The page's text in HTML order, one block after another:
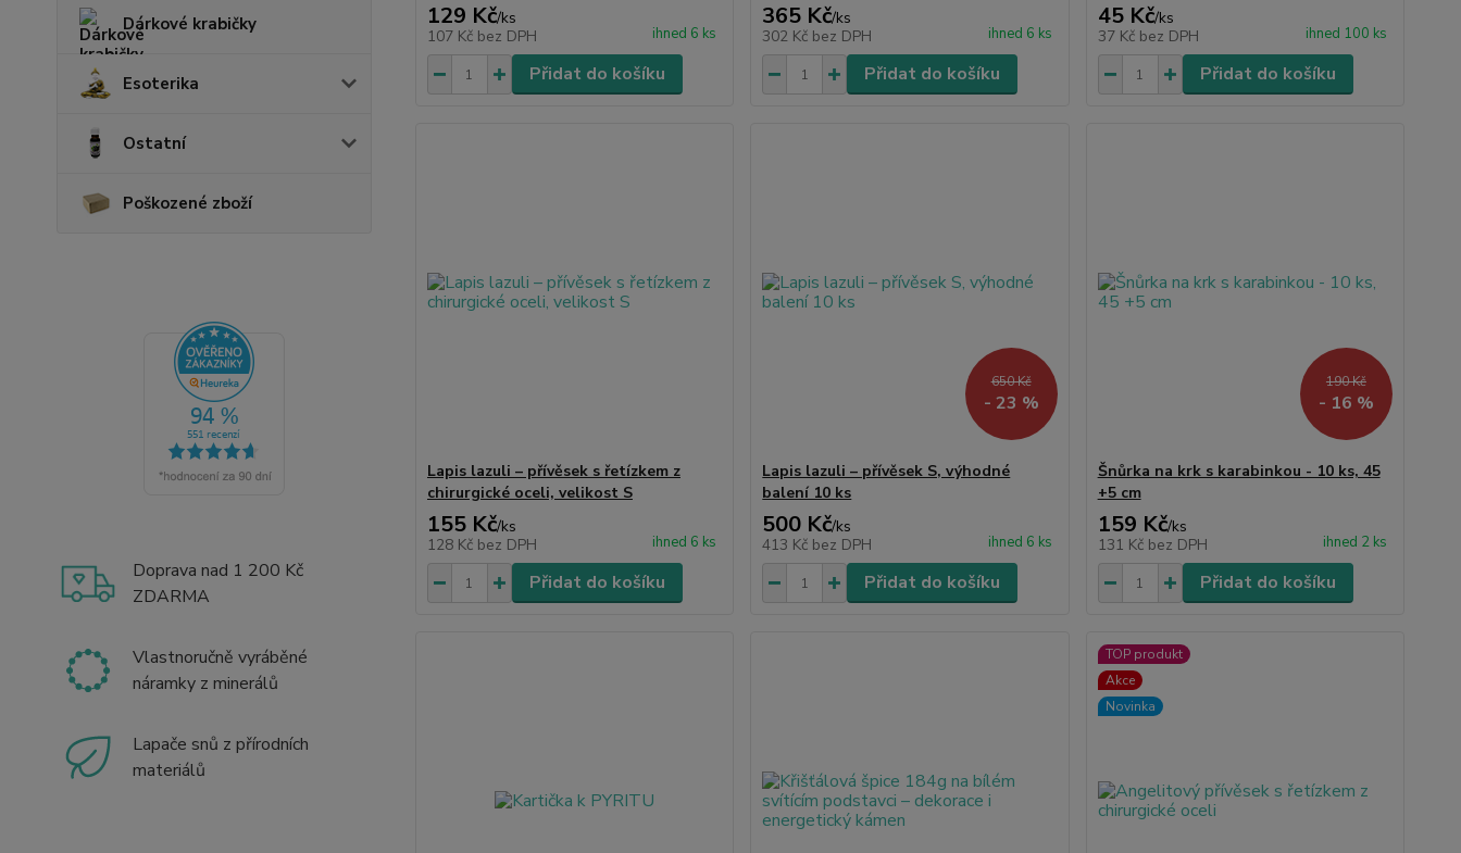
Dárkové krabičky
Esoterika
Ostatní
Poškozené zboží
Doprava nad 1 200 Kč
ZDARMA
Vlastnoručně vyráběné
náramky z minerálů
Lapače snů z přírodních
materiálů
129 Kč/ks
107 Kč bez DPH ihned 6 ks
Přidat do košíku
365 Kč/ks
302 Kč bez DPH ihned 6 ks
Přidat do košíku
45 Kč/ks
37 Kč bez DPH ihned 100 ks
Přidat do košíku
Lapis lazuli – přívěsek s řetízkem z
chirurgické oceli, velikost S
155 Kč/ks
128 Kč bez DPH ihned 6 ks
Přidat do košíku
650 Kč
- 23 %
Lapis lazuli – přívěsek S, výhodné
balení 10 ks
500 Kč/ks
413 Kč bez DPH ihned 6 ks
Přidat do košíku
190 Kč
- 16 %
Šnůrka na krk s karabinkou - 10 ks, 45
+5 cm
159 Kč/ks
131 Kč bez DPH ihned 2 ks
Přidat do košíku
TOP produkt
Akce
Novinka